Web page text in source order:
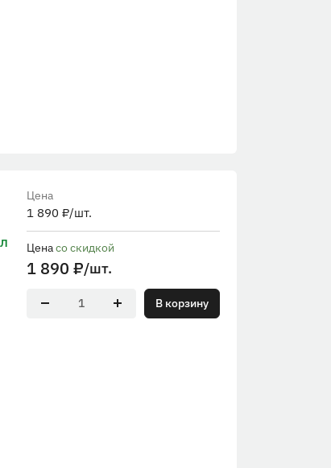
Цена
1 890 ₽/шт.
Ценасо скидкой
1 890 ₽/шт.
В корзину